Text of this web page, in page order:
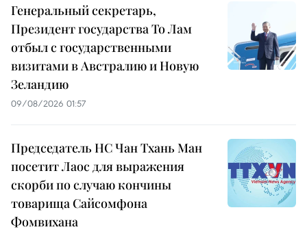
Генеральный секретарь,
Президент государства То Лам
отбыл с государственными
визитами в Австралию и Новую
Зеландию
09/08/2026 01:57
Председатель НС Чан Тхань Ман
посетит Лаос для выражения
скорби по случаю кончины
товарища Сайсомфона
Фомвихана